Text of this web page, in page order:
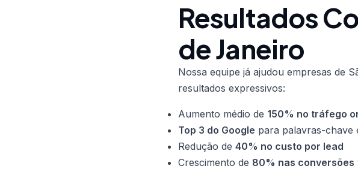
Resultados
de Janeiro
Nossa equipe já ajudou empresas de
resultados expressivos:
Aumento médio de 150% no tráfego
Top 3 do Google para palavras-chave
Redução de 40% no custo por lead
Crescimento de 80% nas conversões